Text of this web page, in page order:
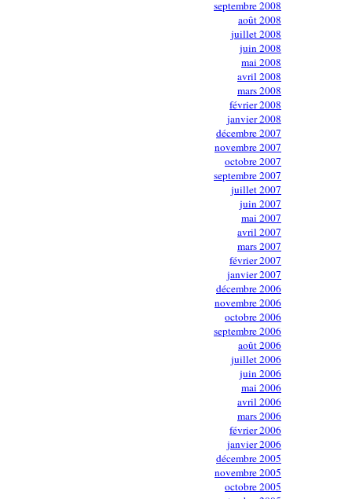
septembre 2008
août 2008
juillet 2008
juin 2008
mai 2008
avril 2008
mars 2008
février 2008
janvier 2008
décembre 2007
novembre 2007
octobre 2007
septembre 2007
juillet 2007
juin 2007
mai 2007
avril 2007
mars 2007
février 2007
janvier 2007
décembre 2006
novembre 2006
octobre 2006
septembre 2006
août 2006
juillet 2006
juin 2006
mai 2006
avril 2006
mars 2006
février 2006
janvier 2006
décembre 2005
novembre 2005
octobre 2005